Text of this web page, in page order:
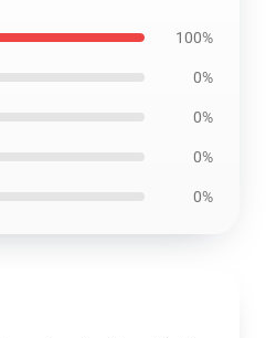
100%
0%
0%
0%
0%